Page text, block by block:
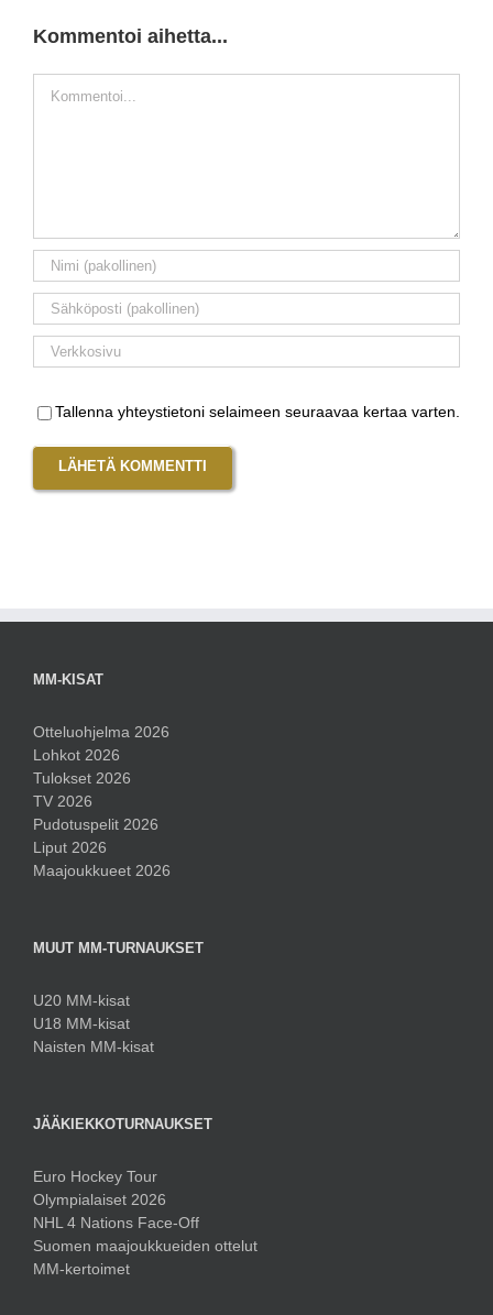
Kommentoi aihetta...
Tallenna yhteystietoni selaimeen seuraavaa kertaa varten.
MM-KISAT
Otteluohjelma 2026
Lohkot 2026
Tulokset 2026
TV 2026
Pudotuspelit 2026
Liput 2026
Maajoukkueet 2026
MUUT MM-TURNAUKSET
U20 MM-kisat
U18 MM-kisat
Naisten MM-kisat
JÄÄKIEKKOTURNAUKSET
Euro Hockey Tour
Olympialaiset 2026
NHL 4 Nations Face-Off
Suomen maajoukkueiden ottelut
MM-kertoimet